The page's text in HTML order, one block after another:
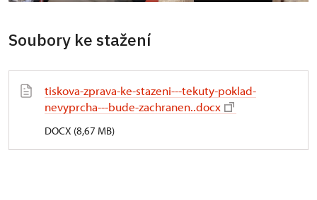
Soubory ke stažení
tiskova-zprava-ke-stazeni---tekuty-poklad-
nevyprcha---bude-zachranen..docx
DOCX (8,67 MB)